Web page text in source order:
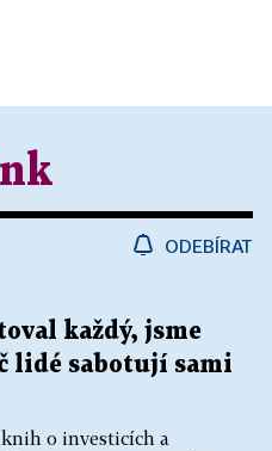
ODEBÍRAT
každý, jsme
lidé sabotují sami
o investicích a